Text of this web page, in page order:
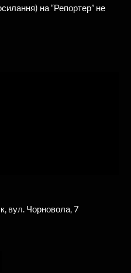
на “Репортер” не
вул. Чорновола, 7